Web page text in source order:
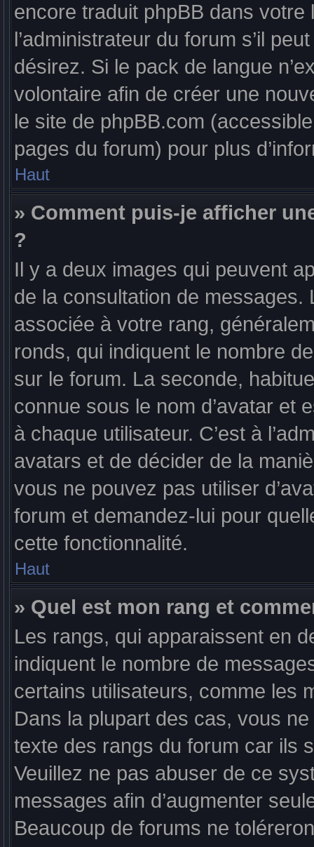
encore traduit phpBB dans
l’administrateur du forum s’il
désirez. Si le pack de langue
volontaire afin de créer une
le site de phpBB.com
pages du forum) pour plus
Haut
» Comment puis-je afficher
?
Il y a deux images qui peuvent
de la consultation de
associée à votre rang,
ronds, qui indiquent le nombre
sur le forum. La seconde,
connue sous le nom d’avatar et
à chaque utilisateur. C’est à
avatars et de décider de la
vous ne pouvez pas utiliser
forum et demandez-lui pour
cette fonctionnalité.
Haut
» Quel est mon rang et
Les rangs, qui apparaissent en
indiquent le nombre de
certains utilisateurs, comme les
Dans la plupart des cas, vous
texte des rangs du forum car ils
Veuillez ne pas abuser de ce
messages afin d’augmenter
Beaucoup de forums ne